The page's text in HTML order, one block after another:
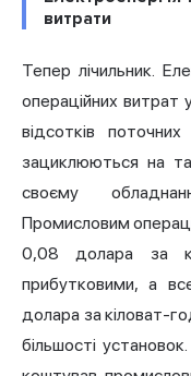
витрати
Тепер лічильник.
операційних витрат
відсотків
зациклюються на
своєму
Промисловим
0,08 долара за
прибутковими, а
долара за кіловат-
більшості